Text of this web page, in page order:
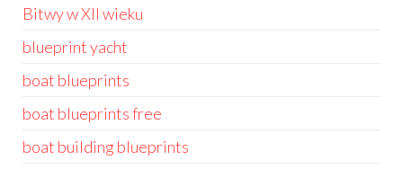
Bitwy w XII wieku
blueprint yacht
boat blueprints
boat blueprints free
boat building blueprints